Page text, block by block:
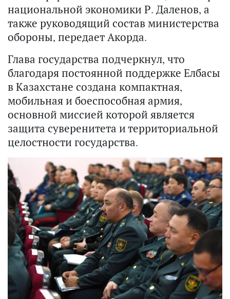
национальной экономики Р. Даленов, а
также руководящий состав министерства
обороны, передает Акорда.
Глава государства подчеркнул, что
благодаря постоянной поддержке Елбасы
в Казахстане создана компактная,
мобильная и боеспособная армия,
основной миссией которой является
защита суверенитета и территориальной
целостности государства.